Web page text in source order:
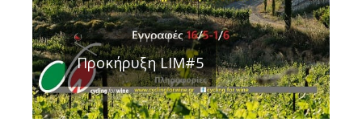
Προκήρυξη LIM#5